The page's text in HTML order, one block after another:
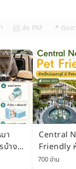
📨 ส่ง PM 📍 ติดต
า
บ้าง
Central
Friendly
Petville
700 อ่าน